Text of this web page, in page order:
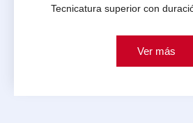
Tecnicatura superior con
Ver más